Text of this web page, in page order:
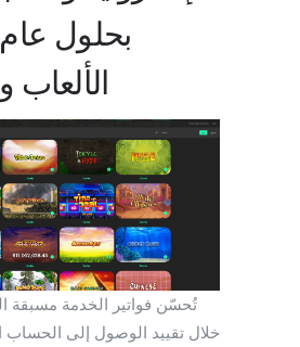
الألعاب
تُحسّن فواتير الخدمة مسبقة
خلال تقييد الوصول إلى الحساب